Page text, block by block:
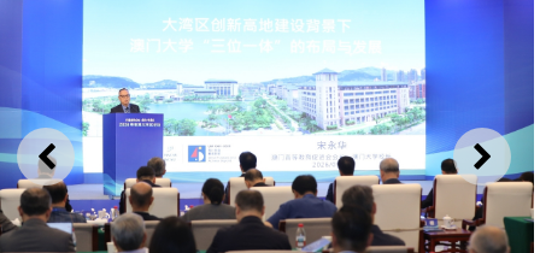
上一则 下一